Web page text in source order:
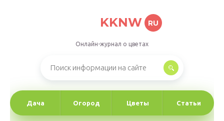
KKNW RU
Онлайн-журнал о цветах
Дача Огород Цветы Статьи